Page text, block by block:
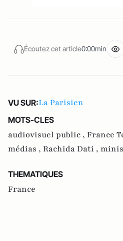
Écoutez cet article0:00min
VU SUR:La Parisien
MOTS-CLES
audiovisuel public , France
médias , Rachida Dati ,
THEMATIQUES
France